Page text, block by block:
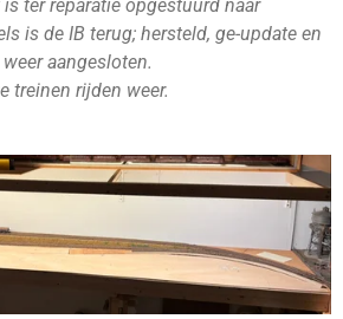
is ter reparatie opgestuurd naar
is de IB terug; hersteld, ge-update en
weer aangesloten.
treinen rijden weer.